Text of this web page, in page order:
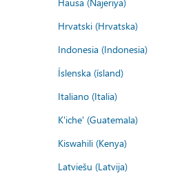
Hrvatski (Hrvatska)
Indonesia (Indonesia)
Íslenska (ísland)
Italiano (Italia)
K'iche' (Guatemala)
Kiswahili (Kenya)
Latviešu (Latvija)